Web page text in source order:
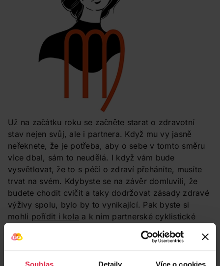
Souhlas Detaily Více o cookies
Už na začátku roku se začněte starat o zdravotní
stav nejen svůj, ale i partnera. Když mu vy jasně
neřeknete, že je potřeba, aby o sebe v tomto směru
více dbal, sám to neudělá. I když vám bude
vysvětlovat, že to s péčí o zdraví přeháníte, musíte
trvat na svém. Kdybyste se na závěr domluvili, že
budete chodit cvičit a taky dodržovat zásady zdravé
výživy spolu, bylo by to vynikající. Pak byste si
mohli pořídit i kola a k nim partnerské cyklistické
oblečení, které by dokazovalo, že patříte k sobě.
Tip pro vás: